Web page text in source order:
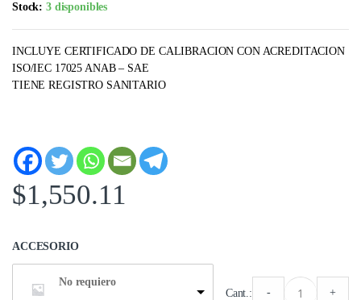
Stock:3 disponibles
INCLUYE CERTIFICADO DE CALIBRACION CON ACREDITACION
ISO/IEC 17025 ANAB – SAE
TIENE REGISTRO SANITARIO
$1,550.11
ACCESORIO
No requiero
Cant.: - +